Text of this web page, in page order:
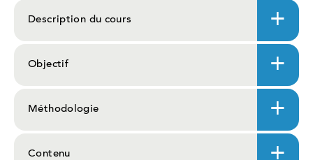
Description du cours
Objectif
Méthodologie
Contenu